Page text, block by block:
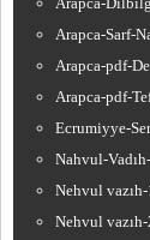
Arapca-Sarf-
Arapca-pdf-
Arapca-pdf-
Ecrumiyye-
Nahvul-
Nehvul vazıh-
Nehvul vazıh-